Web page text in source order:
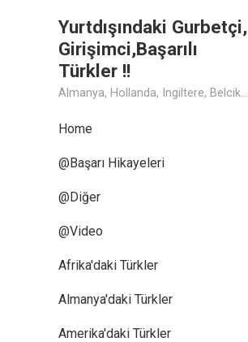
Yurtdışındaki Gurbetçi,
Girişimci,Başarılı
Türkler !!
Almanya, Hollanda, Ingiltere, Belcika, Fransa, Amerika, Cin, Rusya, Isvec, Isvicre, Yunanistan, Kanada, Avusturya Başarılı Muthis Türk lerin Hikaye ve Öykuleri, Turk Isadamlari, Turk Girisimciler, Avrupali Turkler
Home
@Başarı Hikayeleri
@Diğer
@Video
Afrika'daki Türkler
Almanya'daki Türkler
Amerika'daki Türkler